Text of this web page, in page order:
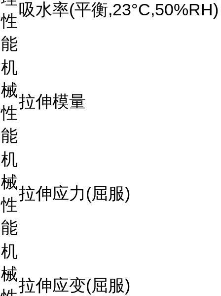
性
能
吸水率(平衡,23°C,50%RH)
机
械
性
能
拉伸模量
机
械
性
能
拉伸应力(屈服)
机
械
拉伸应变(屈服)